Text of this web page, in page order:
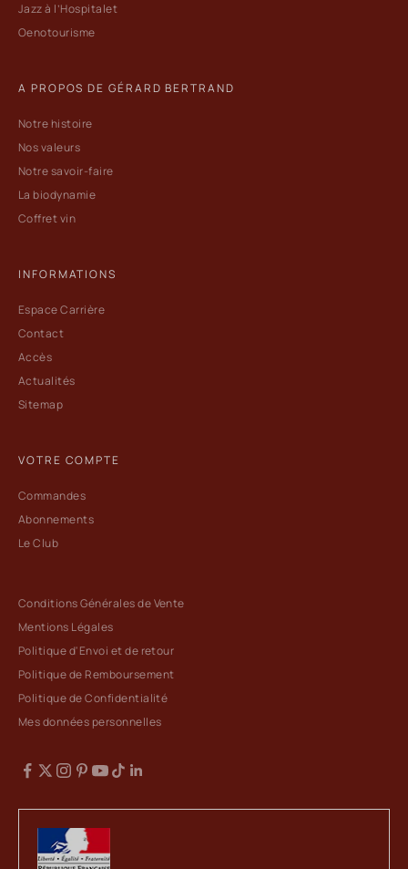
Jazz à l’Hospitalet
Oenotourisme
A PROPOS DE GÉRARD BERTRAND
Notre histoire
Nos valeurs
Notre savoir-faire
La biodynamie
Coffret vin
INFORMATIONS
Espace Carrière
Contact
Accès
Actualités
Sitemap
VOTRE COMPTE
Commandes
Abonnements
Le Club
Conditions Générales de Vente
Mentions Légales
Politique d'Envoi et de retour
Politique de Remboursement
Politique de Confidentialité
Mes données personnelles